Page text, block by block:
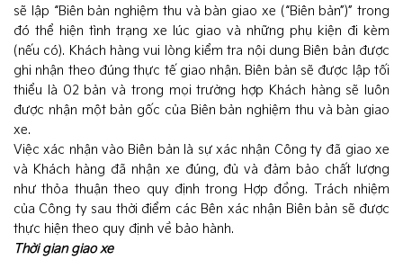
sẽ lập “Biên bản nghiệm thu và bàn giao xe (“Biên bản”)” trong
đó thể hiện tình trạng xe lúc giao và những phụ kiện đi kèm
(nếu có). Khách hàng vui lòng kiểm tra nội dung Biên bản được
ghi nhận theo đúng thực tế giao nhận. Biên bản sẽ được lập tối
thiểu là 02 bản và trong mọi trường hợp Khách hàng sẽ luôn
được nhận một bản gốc của Biên bản nghiệm thu và bàn giao
xe.
Việc xác nhận vào Biên bản là sự xác nhận Công ty đã giao xe
và Khách hàng đã nhận xe đúng, đủ và đảm bảo chất lượng
như thỏa thuận theo quy định trong Hợp đồng. Trách nhiệm
của Công ty sau thời điểm các Bên xác nhận Biên bản sẽ được
thực hiện theo quy định về bảo hành.
Thời gian giao xe